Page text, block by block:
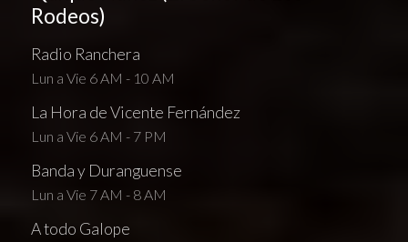
Rodeos)
Radio Ranchera
Lun a Vie 6 AM - 10 AM
La Hora de Vicente Fernández
Lun a Vie 6 AM - 7 PM
Banda y Duranguense
Lun a Vie 7 AM - 8 AM
A todo Galope